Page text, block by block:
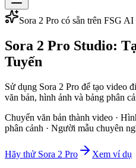
Sora 2 Pro có sẵn trên FSG AI
Sora 2 Pro Studio:
Tuyến
Sử dụng Sora 2 Pro để tạo video
văn bản, hình ảnh và bảng phân
Chuyển văn bản thành video ·
phân cảnh · Người mẫu chuyên
Hãy thử Sora 2 Pro
Xem ví dụ